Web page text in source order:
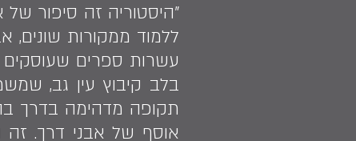
"היסטוריה זה סיפור
ללמוד ממקורות
עשרות ספרים שעוסקים
בלב קיבוץ עין גב,
תקופה מדהימה בדרך בה
אוסף של אבני דרך.